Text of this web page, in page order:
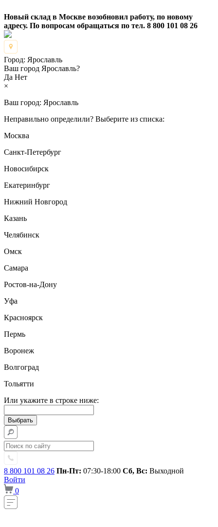
Новый склад в Москве возобновил работу, по новому
адресу. По вопросам обращаться по тел. 8 800 101 08 26
Город: Ярославль
Ваш город Ярославль?
Да Нет
×
Ваш город: Ярославль
Неправильно определили? Выберите из списка:
Москва
Санкт-Петербург
Новосибирск
Екатеринбург
Нижний Новгород
Казань
Челябинск
Омск
Самара
Ростов-на-Дону
Уфа
Красноярск
Пермь
Воронеж
Волгоград
Тольятти
Или укажите в строке ниже:
8 800 101 08 26 Пн-Пт: 07:30-18:00 Сб, Вс: Выходной
Войти
0